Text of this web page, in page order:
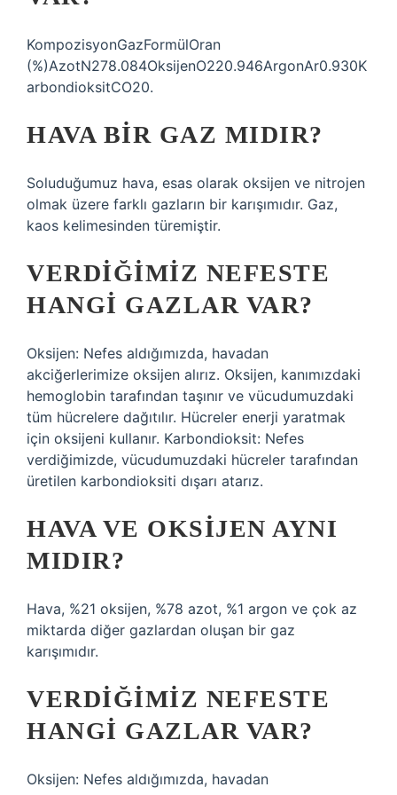
KompozisyonGazFormülOran
(%)AzotN278.084OksijenO220.946ArgonAr0.930K
arbondioksitCO20.
HAVA BIR GAZ MIDIR?
Soluduğumuz hava, esas olarak oksijen ve nitrojen
olmak üzere farklı gazların bir karışımıdır. Gaz,
kaos kelimesinden türemiştir.
VERDIĞIMIZ NEFESTE
HANGI GAZLAR VAR?
Oksijen: Nefes aldığımızda, havadan
akciğerlerimize oksijen alırız. Oksijen, kanımızdaki
hemoglobin tarafından taşınır ve vücudumuzdaki
tüm hücrelere dağıtılır. Hücreler enerji yaratmak
için oksijeni kullanır. Karbondioksit: Nefes
verdiğimizde, vücudumuzdaki hücreler tarafından
üretilen karbondioksiti dışarı atarız.
HAVA VE OKSIJEN AYNI
MIDIR?
Hava, %21 oksijen, %78 azot, %1 argon ve çok az
miktarda diğer gazlardan oluşan bir gaz
karışımıdır.
VERDIĞIMIZ NEFESTE
HANGI GAZLAR VAR?
Oksijen: Nefes aldığımızda, havadan